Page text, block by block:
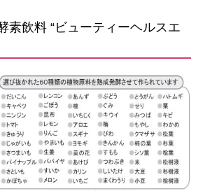
素飲料 “ビューティーヘルスエ